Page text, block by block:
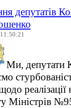
депутатів
Ми, депутати
Міністрів